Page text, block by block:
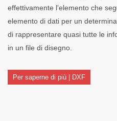
effettivamente l'elemento che
elemento di dati per un
di rappresentare quasi tutte le
in un file di disegno.
Per saperne di più | DXF